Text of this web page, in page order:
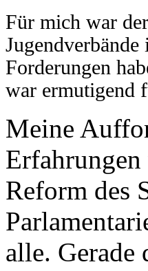
Für mich war
Forderungen
war ermutigend
Meine
Reform des
alle. Gerade